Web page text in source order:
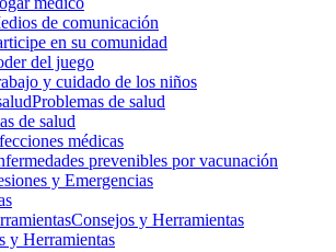
de comunicación
en su comunidad
del juego
y cuidado de los niños
Problemas de salud
de salud
médicas
prevenibles por vacunación
y Emergencias
Consejos y Herramientas
y Herramientas